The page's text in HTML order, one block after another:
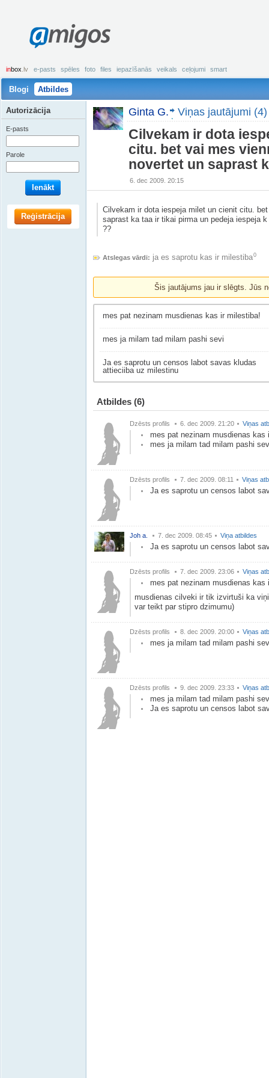
amigos
inbox .lv e-pasts spēles foto files iepazīšanās veikals ceļojumi smart
Blogi Atbildes
Ginta G. Viņas jautājumi (4)
Cilvekam ir dota
citu. bet vai mes
novertet un saprast
6. dec 2009. 20:15
Cilvekam ir dota iespeja milet un cienit citu.
saprast ka taa ir tikai pirma un pedeja iespeja
??
Atslegas vārdi: ja es saprotu kas ir milestiba0
Šis jautājums jau ir slēgts. Jūs
mes pat nezinam musdienas kas ir milestiba!
mes ja milam tad milam pashi sevi
Ja es saprotu un censos labot savas kludas
attieciiba uz milestinu
Atbildes (6)
Dzēsts profils 6. dec 2009. 21:20 Viņas
mes pat nezinam musdienas kas
mes ja milam tad milam pashi
Dzēsts profils 7. dec 2009. 08:11 Viņas
Ja es saprotu un censos labot
Joh a. 7. dec 2009. 08:45 Viņa atbildes
Ja es saprotu un censos labot
Dzēsts profils 7. dec 2009. 23:06 Viņas
mes pat nezinam musdienas kas
musdienas cilveki ir tik izvirtuši ka
var teikt par stipro dzimumu)
Dzēsts profils 8. dec 2009. 20:00 Viņas
mes ja milam tad milam pashi
Dzēsts profils 9. dec 2009. 23:33 Viņas
mes ja milam tad milam pashi
Ja es saprotu un censos labot
Autorizācija
E-pasts
Parole
Ienākt
Reģistrācija